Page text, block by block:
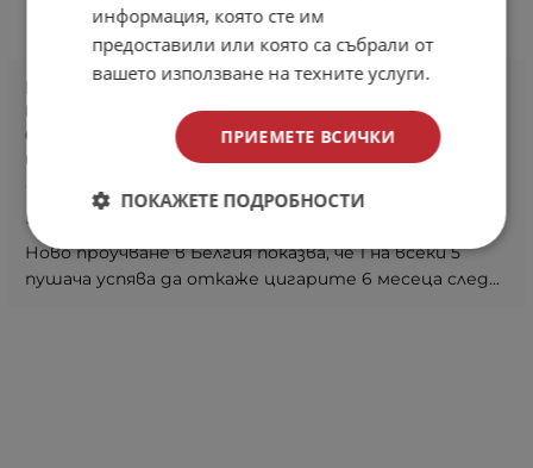
Ново проучване в Белгия показва, че 1 на
всеки 5 пушача успява да откаже цигарите
6 месеца след закупуване на електронна
цигара
12 февруари 2021
Електронните цигари и вашето здраве
Ново проучване в Белгия показва, че 1 на всеки 5
пушача успява да откаже цигарите 6 месеца след...
информация, която сте им
предоставили или която са събрали от
вашето използване на техните услуги.
ПРИЕМЕТЕ ВСИЧКИ
ПОКАЖЕТЕ ПОДРОБНОСТИ